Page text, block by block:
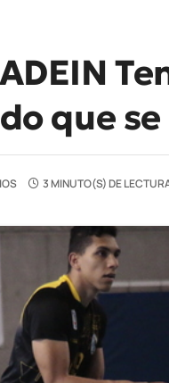
que
3 MINUTO(S) DE